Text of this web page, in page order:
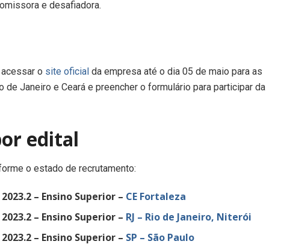
e desafiadora.
o site oficial da empresa até o dia 05 de maio para as
de Janeiro e Ceará e preencher o formulário para participar da
edital
o estado de recrutamento:
– Ensino Superior – CE Fortaleza
– Ensino Superior – RJ – Rio de Janeiro, Niterói
– Ensino Superior – SP – São Paulo